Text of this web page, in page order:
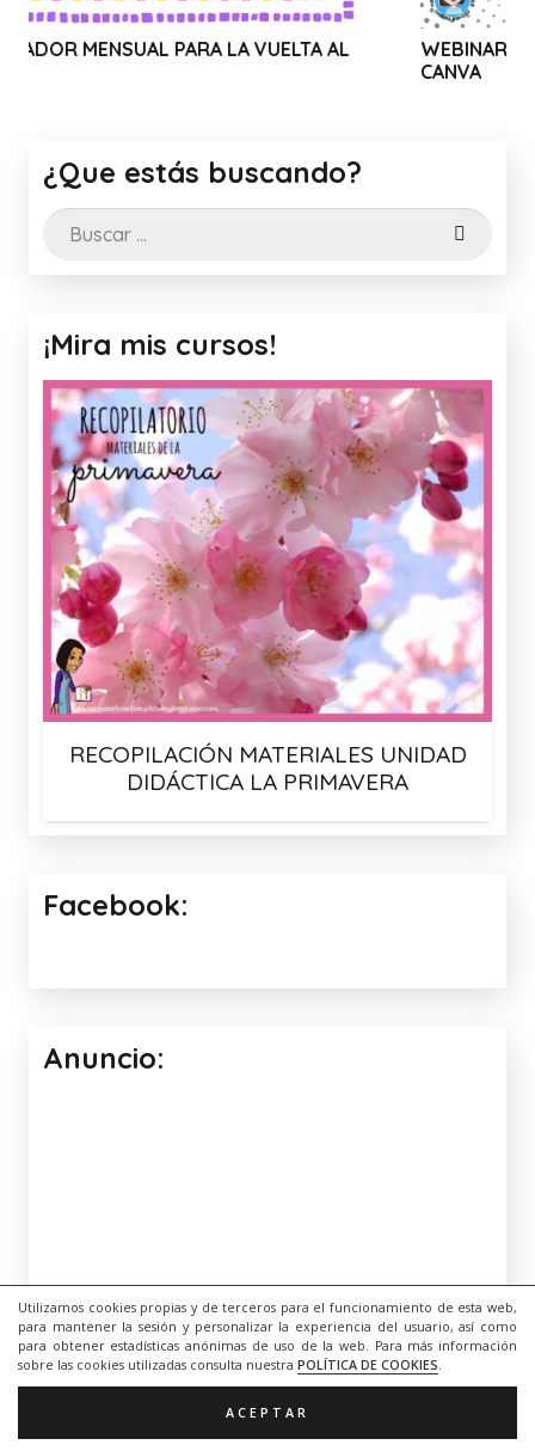
Utilizamos cookies propias y de terceros para el funcionamiento de esta web,
para mantener la sesión y personalizar la experiencia del usuario, así como
para obtener estadísticas anónimas de uso de la web. Para más información
sobre las cookies utilizadas consulta nuestra POLÍTICA DE COOKIES.
ACEPTAR
LA VUELTA AL
WEBINAR SOLIDARIO: USO Y
¿Que estás buscando?
Buscar:
¡Mira mis cursos!
RECOPILACIÓN MATERIALES UNIDAD
DIDÁCTICA LA PRIMAVERA
Facebook:
Anuncio: